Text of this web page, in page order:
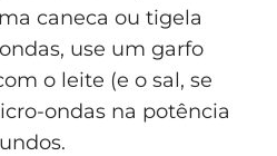
caneca ou tigela
use um garfo
o leite (e o sal, se
ondas na potência